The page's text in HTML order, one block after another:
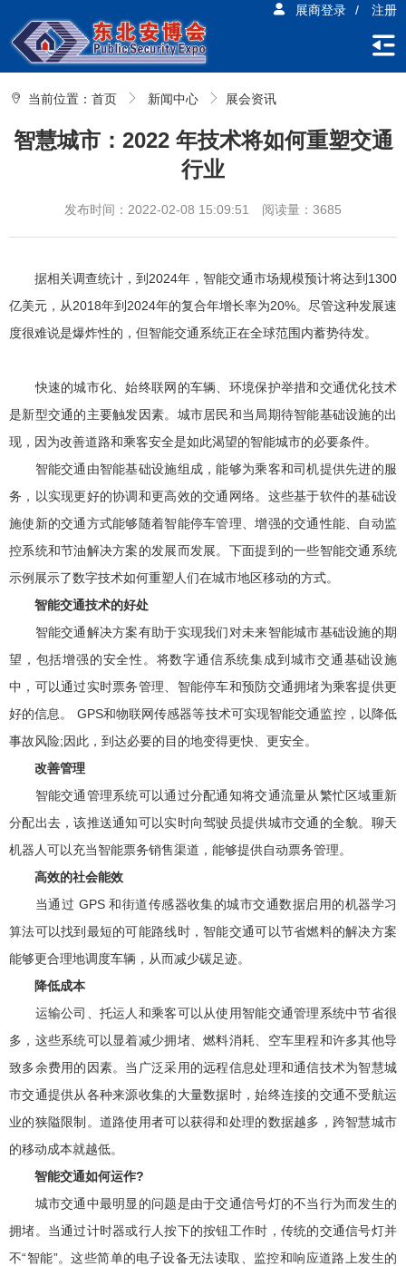
展商登录 / 注册
当前位置： 首页 新闻中心 展会资讯
智慧城市：2022 年技术将如何重塑交通
行业
发布时间：2022-02-08 15:09:51 阅读量：3685
据相关调查统计，到2024年，智能交通市场规模预计将达到1300
亿美元，从2018年到2024年的复合年增长率为20%。尽管这种发展速
度很难说是爆炸性的，但智能交通系统正在全球范围内蓄势待发。
快速的城市化、始终联网的车辆、环境保护举措和交通优化技术
是新型交通的主要触发因素。城市居民和当局期待智能基础设施的出
现，因为改善道路和乘客安全是如此渴望的智能城市的必要条件。
智能交通由智能基础设施组成，能够为乘客和司机提供先进的服
务，以实现更好的协调和更高效的交通网络。这些基于软件的基础设
施使新的交通方式能够随着智能停车管理、增强的交通性能、自动监
控系统和节油解决方案的发展而发展。下面提到的一些智能交通系统
示例展示了数字技术如何重塑人们在城市地区移动的方式。
智能交通技术的好处
智能交通解决方案有助于实现我们对未来智能城市基础设施的期
望，包括增强的安全性。将数字通信系统集成到城市交通基础设施
中，可以通过实时票务管理、智能停车和预防交通拥堵为乘客提供更
好的信息。 GPS和物联网传感器等技术可实现智能交通监控，以降低
事故风险;因此，到达必要的目的地变得更快、更安全。
改善管理
智能交通管理系统可以通过分配通知将交通流量从繁忙区域重新
分配出去，该推送通知可以实时向驾驶员提供城市交通的全貌。聊天
机器人可以充当智能票务销售渠道，能够提供自动票务管理。
高效的社会能效
当通过 GPS 和街道传感器收集的城市交通数据启用的机器学习
算法可以找到最短的可能路线时，智能交通可以节省燃料的解决方案
能够更合理地调度车辆，从而减少碳足迹。
降低成本
运输公司、托运人和乘客可以从使用智能交通管理系统中节省很
多，这些系统可以显着减少拥堵、燃料消耗、空车里程和许多其他导
致多余费用的因素。当广泛采用的远程信息处理和通信技术为智慧城
市交通提供从各种来源收集的大量数据时，始终连接的交通不受航运
业的狭隘限制。道路使用者可以获得和处理的数据越多，跨智慧城市
的移动成本就越低。
智能交通如何运作?
城市交通中最明显的问题是由于交通信号灯的不当行为而发生的
拥堵。当通过计时器或行人按下的按钮工作时，传统的交通信号灯并
不“智能”。这些简单的电子设备无法读取、监控和响应道路上发生的